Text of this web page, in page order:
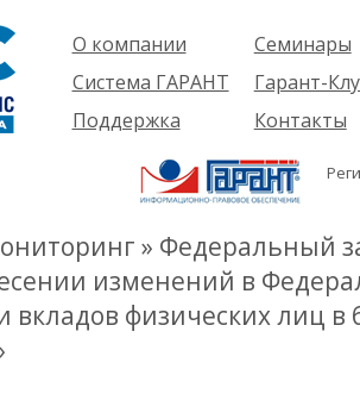
О компании
Компания
Проекты
Партнеры
Вакансии
Реквизиты
Информация
Система ГАРАНТ
О системе
решения
Комплекты
История
Поддержка
Пользователям
Будущим
пользователям
Семинары
Об услуге
семинары
Гарант-
Контакты
» Федеральный
изменений в
вкладов физических лиц в